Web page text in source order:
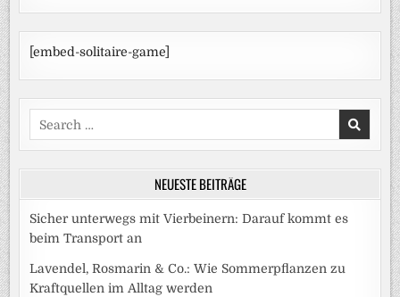
[embed-solitaire-game]
Search
for:
NEUESTE BEITRÄGE
Sicher unterwegs mit Vierbeinern: Darauf kommt es
beim Transport an
Lavendel, Rosmarin & Co.: Wie Sommerpflanzen zu
Kraftquellen im Alltag werden